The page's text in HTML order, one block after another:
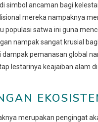
simbol ancaman bagi
mereka nampaknya
populasi satwa ini guna
nampak sangat krusial
pemanasan global
lestarinya keajaiban alam
merupakan pengingat